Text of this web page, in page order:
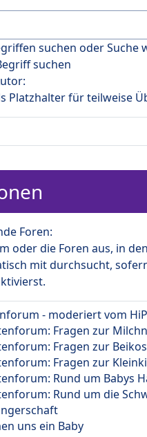
suchen oder Suche
suchen
Platzhalter für teilweise
Foren:
oder die Foren aus, in
mit durchsucht,